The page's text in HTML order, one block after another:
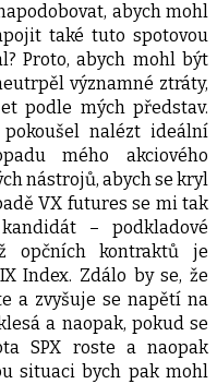
abych mohl
také tuto spotovou
Proto, abych mohl být
významné ztráty,
podle mých představ.
nalézt ideální
mého akciového
nástrojů, abych se kryl
VX futures se mi tak
– podkladové
opčních kontraktů je
Index. Zdálo by se, že
a zvyšuje se napětí na
a naopak, pokud se
SPX roste a naopak
situaci bych pak mohl